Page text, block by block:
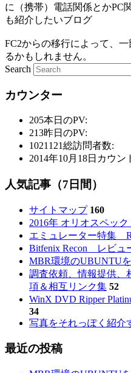
に（携帯）電話関係とかPC
も紹介したいブログ
FC2からの移行によって、
るかもしれません。
Search
カウンター
205本日のPV:
213昨日のPV:
1021121総訪問者数:
2014年10月18日 カウン
人気記事（7日間）
サイトマップ 160
2016年 オリオスペック
エミュレーター特集
Bitfenix Recon レビュ
MBR環境のUBUNTU
調査依頼、情報提供、
項＆相互リンク集 52
WinX DVD Ripper
34
写真をそれっぽく紹介
最近の投稿